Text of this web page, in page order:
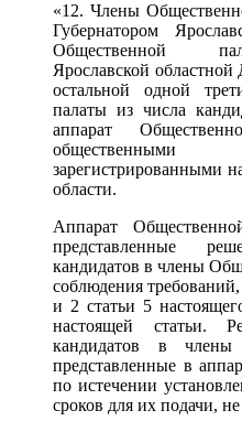
«12. Члены
Губернатором
Общественной
Ярославской
остальной одной
палаты из числа
аппарат
зарегистрированными
области.
Аппарат
представленные
кандидатов в члены
соблюдения
и 2 статьи 5
настоящей статьи.
кандидатов в члены
представленные в
по истечении
сроков для их подачи,